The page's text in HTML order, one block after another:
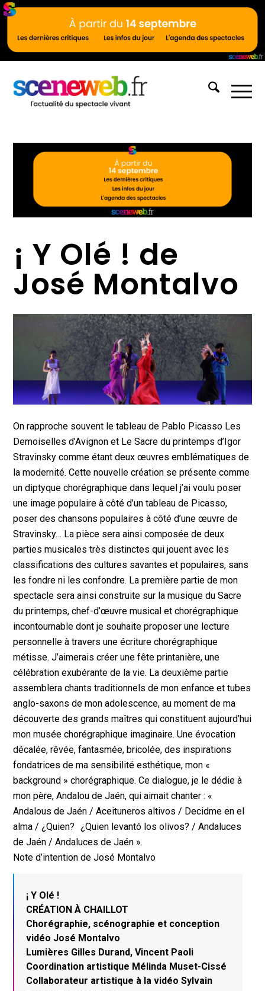
¡ Y Olé ! de
José Montalvo
On rapproche souvent le tableau de Pablo Picasso Les
Demoiselles d’Avignon et Le Sacre du printemps d’Igor
Stravinsky comme étant deux œuvres emblématiques de
la modernité. Cette nouvelle création se présente comme
un diptyque chorégraphique dans lequel j’ai voulu poser
une image populaire à côté d’un tableau de Picasso,
poser des chansons populaires à côté d’une œuvre de
Stravinsky… La pièce sera ainsi composée de deux
parties musicales très distinctes qui jouent avec les
classifications des cultures savantes et populaires, sans
les fondre ni les confondre. La première partie de mon
spectacle sera ainsi construite sur la musique du Sacre
du printemps, chef-d’œuvre musical et chorégraphique
incontournable dont je souhaite proposer une lecture
personnelle à travers une écriture chorégraphique
métisse. J’aimerais créer une fête printanière, une
célébration exubérante de la vie. La deuxième partie
assemblera chants traditionnels de mon enfance et tubes
anglo-saxons de mon adolescence, au moment de ma
découverte des grands maîtres qui constituent aujourd’hui
mon musée chorégraphique imaginaire. Une évocation
décalée, rêvée, fantasmée, bricolée, des inspirations
fondatrices de ma sensibilité esthétique, mon «
background » chorégraphique. Ce dialogue, je le dédie à
mon père, Andalou de Jaén, qui aimait chanter : «
Andalous de Jaén / Aceituneros altivos / Decidme en el
alma / ¿Quien? ¿Quien levantó los olivos? / Andaluces
de Jaén / Andaluces de Jaén ».
Note d’intention de José Montalvo
¡ Y Olé !
CRÉATION À CHAILLOT
Chorégraphie, scénographie et conception
vidéo José Montalvo
Lumières Gilles Durand, Vincent Paoli
Coordination artistique Mélinda Muset-Cissé
Collaborateur artistique à la vidéo Sylvain